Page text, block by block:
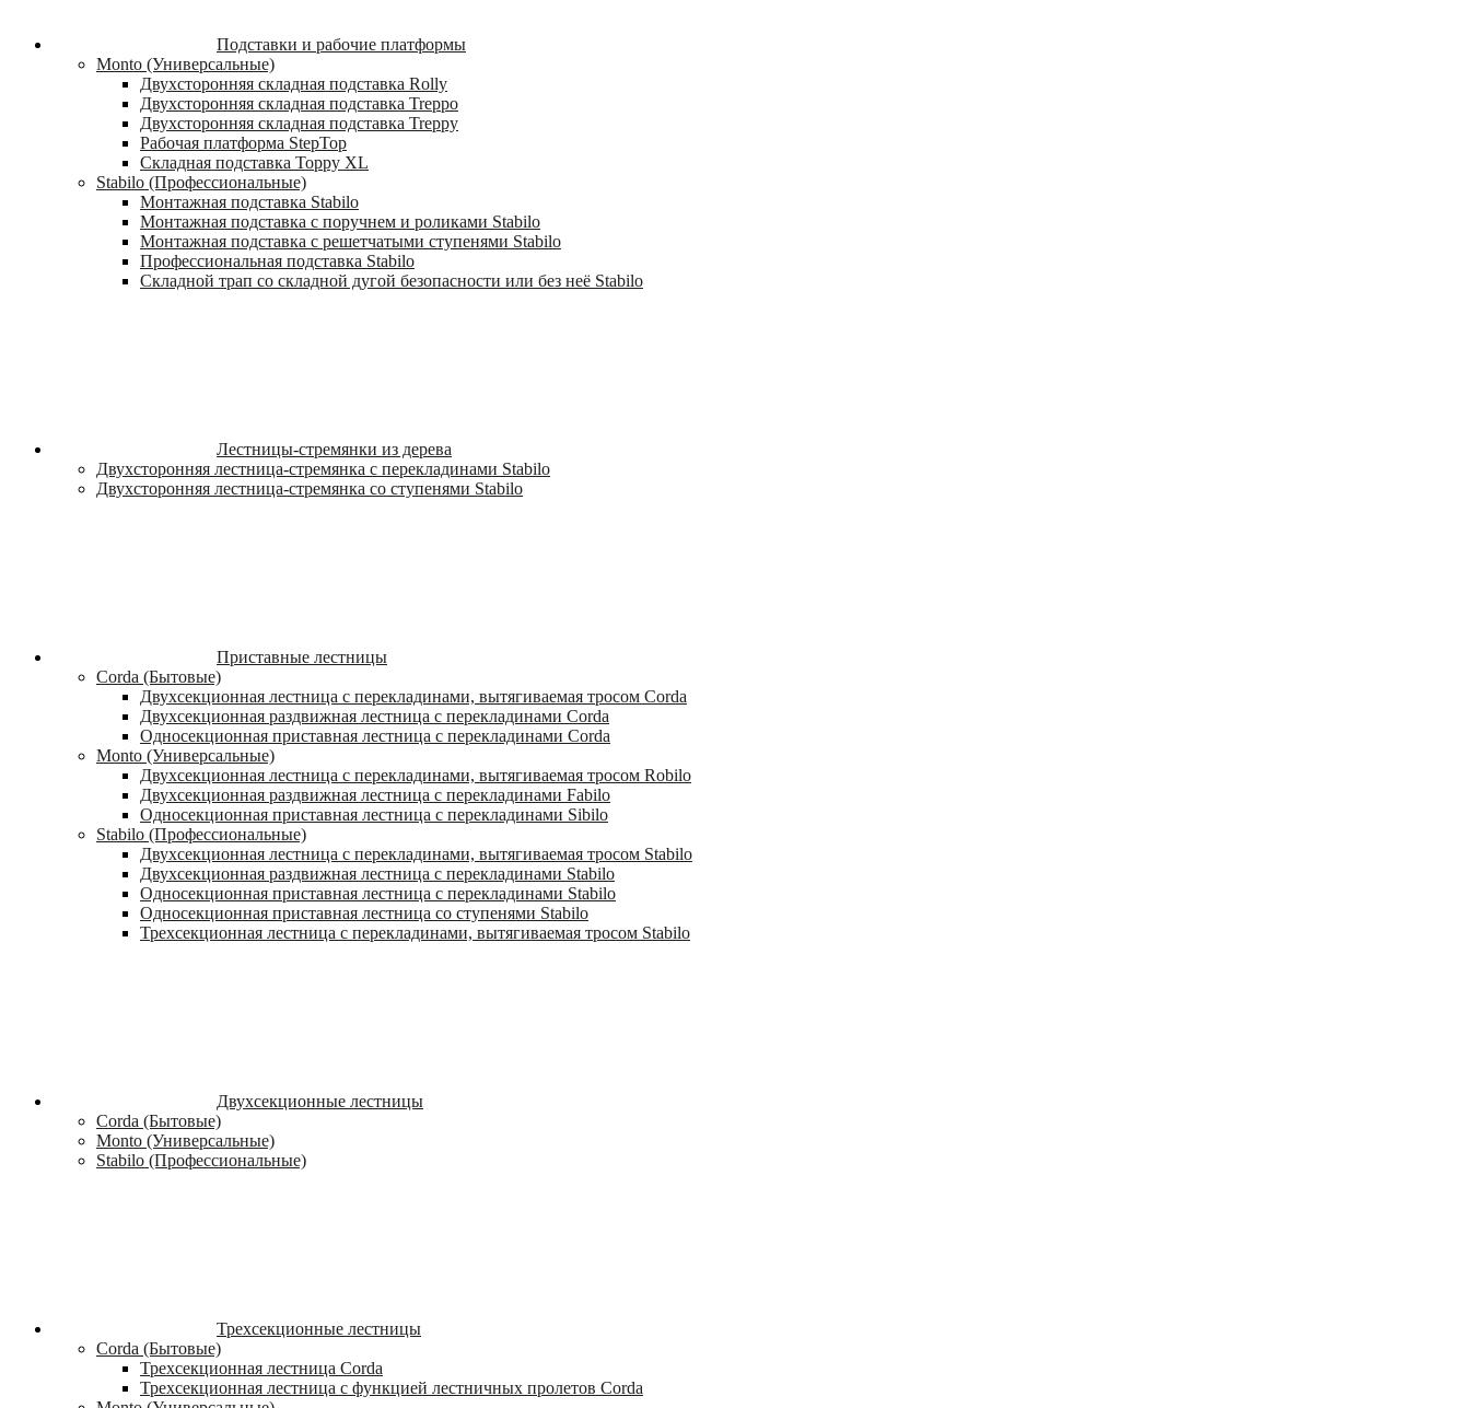
Подставки и рабочие платформы
Monto (Универсальные)
Двухсторонняя складная подставка Rolly
Двухсторонняя складная подставка Treppo
Двухсторонняя складная подставка Treppy
Рабочая платформа StepTop
Складная подставка Toppy XL
Stabilo (Профессиональные)
Монтажная подставка Stabilo
Монтажная подставка с поручнем и роликами Stabilo
Монтажная подставка с решетчатыми ступенями Stabilo
Профессиональная подставка Stabilo
Складной трап со складной дугой безопасности или без неё Stabilo
Лестницы-стремянки из дерева
Двухсторонняя лестница-стремянка с перекладинами Stabilo
Двухсторонняя лестница-стремянка со ступенями Stabilo
Приставные лестницы
Corda (Бытовые)
Двухсекционная лестница с перекладинами, вытягиваемая тросом Corda
Двухсекционная раздвижная лестница с перекладинами Corda
Односекционная приставная лестница с перекладинами Corda
Monto (Универсальные)
Двухсекционная лестница с перекладинами, вытягиваемая тросом Robilo
Двухсекционная раздвижная лестница с перекладинами Fabilo
Односекционная приставная лестница с перекладинами Sibilo
Stabilo (Профессиональные)
Двухсекционная лестница с перекладинами, вытягиваемая тросом Stabilo
Двухсекционная раздвижная лестница с перекладинами Stabilo
Односекционная приставная лестница с перекладинами Stabilo
Односекционная приставная лестница со ступенями Stabilo
Трехсекционная лестница с перекладинами, вытягиваемая тросом Stabilo
Двухсекционные лестницы
Corda (Бытовые)
Monto (Универсальные)
Stabilo (Профессиональные)
Трехсекционные лестницы
Corda (Бытовые)
Трехсекционная лестница Corda
Трехсекционная лестница с функцией лестничных пролетов Corda